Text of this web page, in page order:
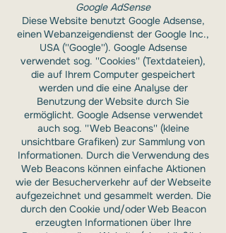
Google AdSense
Diese Website benutzt Google Adsense,
einen Webanzeigendienst der Google Inc.,
USA (''Google''). Google Adsense
verwendet sog. ''Cookies'' (Textdateien),
die auf Ihrem Computer gespeichert
werden und die eine Analyse der
Benutzung der Website durch Sie
ermöglicht. Google Adsense verwendet
auch sog. ''Web Beacons'' (kleine
unsichtbare Grafiken) zur Sammlung von
Informationen. Durch die Verwendung des
Web Beacons können einfache Aktionen
wie der Besucherverkehr auf der Webseite
aufgezeichnet und gesammelt werden. Die
durch den Cookie und/oder Web Beacon
erzeugten Informationen über Ihre